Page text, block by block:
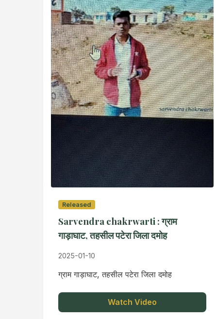
Released
Sarvendra chakrwarti : ग्राम
गाड़ाघाट, तहसील पटेरा जिला दमोह
2025-01-10
ग्राम गाड़ाघाट, तहसील पटेरा जिला दमोह
Watch Video